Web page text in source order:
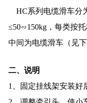
HC系列电缆滑车分
≤50∽150kg，每类按
中间为电缆滑车（见
二、说明
1、固定挂线架安装好